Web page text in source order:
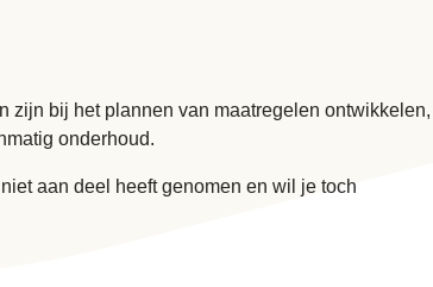
zijn bij het plannen van maatregelen ontwikkelen,
onderhoud.
aan deel heeft genomen en wil je toch